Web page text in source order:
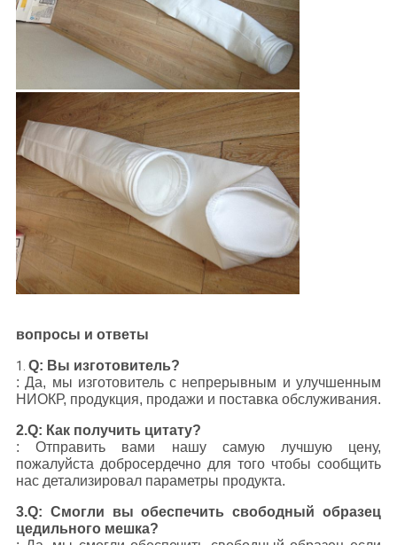
вопросы и ответы
1. Q: Вы изготовитель?
: Да, мы изготовитель с непрерывным и улучшенным
НИОКР, продукция, продажи и поставка обслуживания.
2.Q: Как получить цитату?
: Отправить вами нашу самую лучшую цену,
пожалуйста добросердечно для того чтобы сообщить
нас детализировал параметры продукта.
3.Q: Смогли вы обеспечить свободный образец
цедильного мешка?